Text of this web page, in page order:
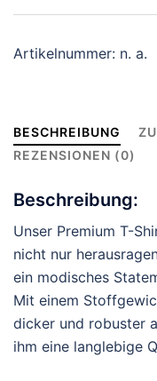
Menge
Artikelnummer: n. a.
BESCHREIBUNG
REZENSIONEN (0)
Beschreibung:
Unser Premium T-
nicht nur
ein modisches
Mit einem
dicker und robuster
ihm eine langlebige